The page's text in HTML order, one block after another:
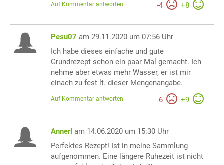
-4 +8
Auf Kommentar antworten
Pesu07 am 29.11.2020 um 07:56 Uhr
Ich habe dieses einfache und gute
Grundrezept schon ein paar Mal gemacht. Ich
nehme aber etwas mehr Wasser, er ist mir
einach zu fest lt. dieser Mengenangabe.
-6 +9
Auf Kommentar antworten
Annerl am 14.06.2020 um 15:30 Uhr
Perfektes Rezept! Ist in meine Sammlung
aufgenommen. Eine längere Ruhezeit ist nicht